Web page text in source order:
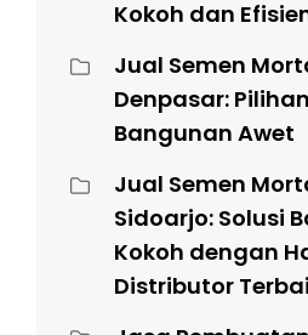
Kokoh dan
Jual Semen
Denpasar:
Bangunan Awet
Jual Semen
Sidoarjo: Solusi
Kokoh dengan
Distributor